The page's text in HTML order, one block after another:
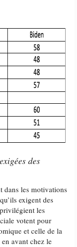
des
dans les motivations
exigent des
les
votent pour
et celle de la
avant chez le